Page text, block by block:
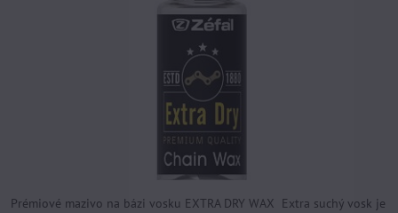
Prémiové mazivo na bázi vosku EXTRA DRY WAX Extra suchý vosk je